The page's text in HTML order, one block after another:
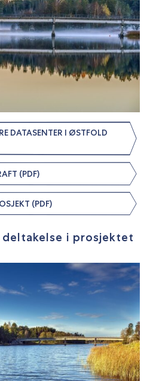
DATASENTER I ØSTFOLD
(PDF)
(PDF)
deltakelse i prosjektet